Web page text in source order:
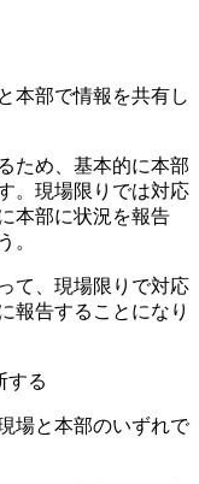
本部で情報を共有し
ため、基本的に本部
。現場限りでは対応
本部に状況を報告
。
て、現場限りで対応
報告することになり
する
場と本部のいずれで